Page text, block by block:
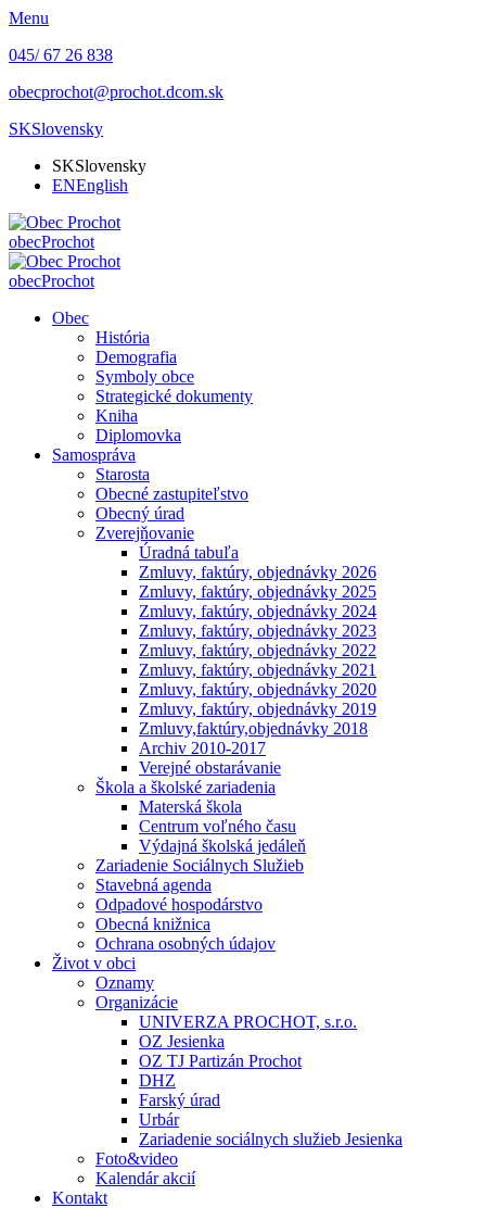
Menu
045/ 67 26 838
obecprochot@prochot.dcom.sk
SKSlovensky
SKSlovensky
ENEnglish
obecProchot
obecProchot
Obec
História
Demografia
Symboly obce
Strategické dokumenty
Kniha
Diplomovka
Samospráva
Starosta
Obecné zastupiteľstvo
Obecný úrad
Zverejňovanie
Úradná tabuľa
Zmluvy, faktúry, objednávky 2026
Zmluvy, faktúry, objednávky 2025
Zmluvy, faktúry, objednávky 2024
Zmluvy, faktúry, objednávky 2023
Zmluvy, faktúry, objednávky 2022
Zmluvy, faktúry, objednávky 2021
Zmluvy, faktúry, objednávky 2020
Zmluvy, faktúry, objednávky 2019
Zmluvy,faktúry,objednávky 2018
Archiv 2010-2017
Verejné obstarávanie
Škola a školské zariadenia
Materská škola
Centrum voľného času
Výdajná školská jedáleň
Zariadenie Sociálnych Služieb
Stavebná agenda
Odpadové hospodárstvo
Obecná knižnica
Ochrana osobných údajov
Život v obci
Oznamy
Organizácie
UNIVERZA PROCHOT, s.r.o.
OZ Jesienka
OZ TJ Partizán Prochot
DHZ
Farský úrad
Urbár
Zariadenie sociálnych služieb Jesienka
Foto&video
Kalendár akcií
Kontakt